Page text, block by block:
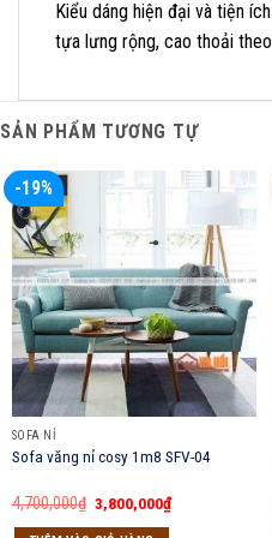
Kiểu dáng hiện đại và tiện
tựa lưng rộng, cao thoải
SẢN PHẨM TƯƠNG TỰ
-19%
SOFA NỈ
Sofa văng nỉ cosy 1m8 SFV-04
4,700,000₫ Giá
gốc
là:
3,800,000₫Giá
hiện